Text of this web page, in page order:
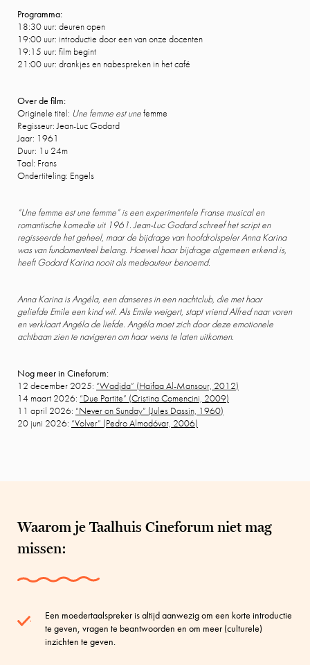
Programma:
18:30 uur: deuren open
19:00 uur: introductie door een van onze docenten
19:15 uur: film begint
21:00 uur: drankjes en nabespreken in het café
Over de film:
Originele titel: Une femme est unefemme
Regisseur: Jean-Luc Godard
Jaar: 1961
Duur: 1u 24m
Taal: Frans
Ondertiteling: Engels
“Une femme est une femme” is een experimentele Franse musical en
romantische komedie uit 1961. Jean-Luc Godard schreef het script en
regisseerde het geheel, maar de bijdrage van hoofdrolspeler Anna Karina
was van fundamenteel belang. Hoewel haar bijdrage algemeen erkend is,
heeft Godard Karina nooit als medeauteur benoemd.
Anna Karina is Angéla, een danseres in een nachtclub, die met haar
geliefde Emile een kind wil. Als Emile weigert, stapt vriend Alfred naar voren
en verklaart Angéla de liefde. Angéla moet zich door deze emotionele
achtbaan zien te navigeren om haar wens te laten uitkomen.
Nog meer in Cineforum:
12 december 2025: “Wadjda” (Haifaa Al-Mansour, 2012)
14 maart 2026: “Due Partite” (Cristina Comencini, 2009)
11 april 2026: “Never on Sunday” (Jules Dassin, 1960)
20 juni 2026: “Volver” (Pedro Almodóvar, 2006)
Waarom je Taalhuis Cineforum niet mag
missen:
Een moedertaalspreker is altijd aanwezig om een korte introductie
te geven, vragen te beantwoorden en om meer (culturele)
inzichten te geven.